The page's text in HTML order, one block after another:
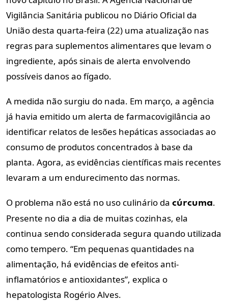
Vigilância Sanitária publicou no Diário Oficial da
União desta quarta-feira (22) uma atualização nas
regras para suplementos alimentares que levam o
ingrediente, após sinais de alerta envolvendo
possíveis danos ao fígado.
A medida não surgiu do nada. Em março, a agência
já havia emitido um alerta de farmacovigilância ao
identificar relatos de lesões hepáticas associadas ao
consumo de produtos concentrados à base da
planta. Agora, as evidências científicas mais recentes
levaram a um endurecimento das normas.
O problema não está no uso culinário da cúrcuma.
Presente no dia a dia de muitas cozinhas, ela
continua sendo considerada segura quando utilizada
como tempero. “Em pequenas quantidades na
alimentação, há evidências de efeitos anti-
inflamatórios e antioxidantes”, explica o
hepatologista Rogério Alves.